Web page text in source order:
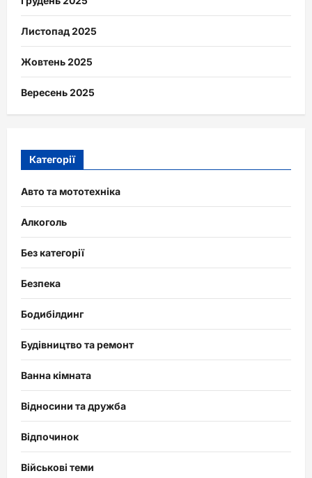
Листопад 2025
Жовтень 2025
Вересень 2025
Категорії
Авто та мототехніка
Алкоголь
Без категорії
Безпека
Бодибілдинг
Будівництво та ремонт
Ванна кімната
Відносини та дружба
Відпочинок
Військові теми